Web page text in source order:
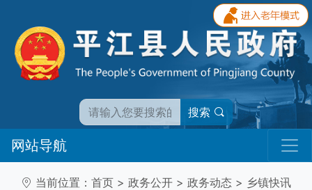
搜索
网站导航
当前位置： 首页 > 政务公开 > 政务动态 > 乡镇快讯